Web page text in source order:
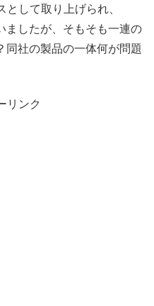
して取り上げられ、
ましたが、そもそも一連の
同社の製品の一体何が問題
リンク